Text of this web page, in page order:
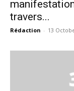
travers...
Rédaction - 13